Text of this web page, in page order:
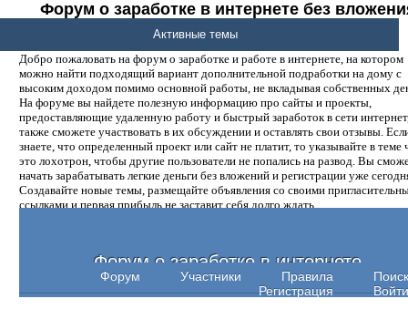
Форум о заработке в интернете без
денег.
Добро пожаловать на форум о заработке и работе в интернете, на котором
можно найти подходящий вариант дополнительной подработки на дому с
высоким доходом помимо основной работы, не вкладывая собственных
На форуме вы найдете полезную информацию про сайты и проекты,
предоставляющие удаленную работу и быстрый заработок в сети
также сможете участвовать в их обсуждении и оставлять свои отзывы.
знаете, что определенный проект или сайт не платит, то указывайте в теме
это лохотрон, чтобы другие пользователи не попались на развод. Вы
начать зарабатывать легкие деньги без вложений и регистрации уже
Создавайте новые темы, размещайте объявления со своими
ссылками и первая прибыль не заставит себя долго ждать.
Форум о заработке в интернете
Форум Участники Правила
Поиск
Регистрация
Войти
Активные темы